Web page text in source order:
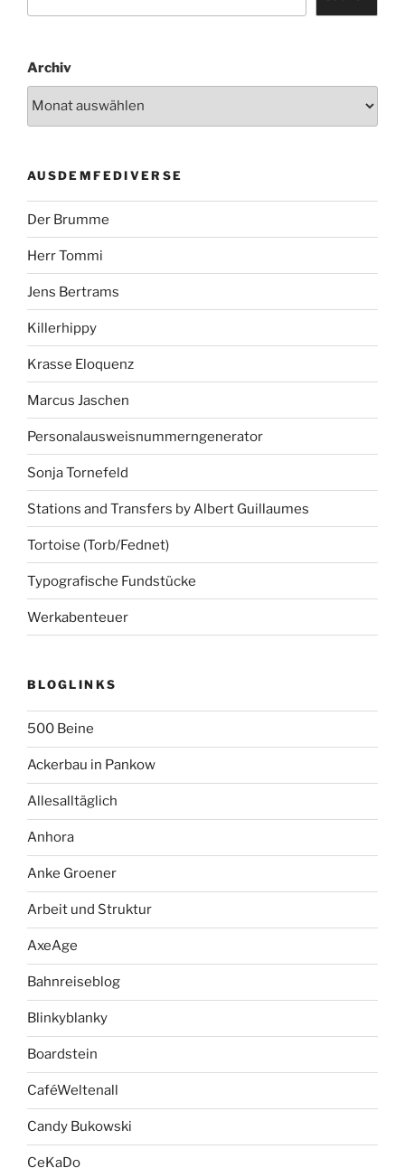
Archiv
AUSDEMFEDIVERSE
Der Brumme
Herr Tommi
Jens Bertrams
Killerhippy
Krasse Eloquenz
Marcus Jaschen
Personalausweisnummerngenerator
Sonja Tornefeld
Stations and Transfers by Albert Guillaumes
Tortoise (Torb/Fednet)
Typografische Fundstücke
Werkabenteuer
BLOGLINKS
500 Beine
Ackerbau in Pankow
Allesalltäglich
Anhora
Anke Groener
Arbeit und Struktur
AxeAge
Bahnreiseblog
Blinkyblanky
Boardstein
CaféWeltenall
Candy Bukowski
CeKaDo